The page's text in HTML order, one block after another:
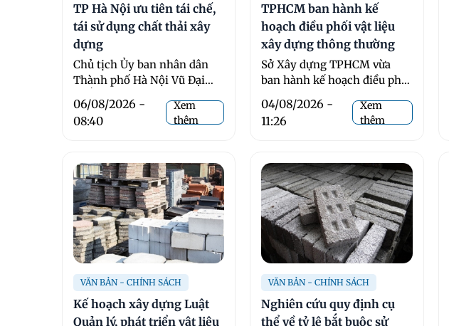
TP Hà Nội ưu tiên tái chế,
tái sử dụng chất thải xây
dựng
Chủ tịch Ủy ban nhân dân
Thành phố Hà Nội Vũ Đại
06/08/2026 -
08:40
Xem
thêm
TPHCM ban hành kế
hoạch điều phối vật liệu
xây dựng thông thường
Sở Xây dựng TPHCM vừa
ban hành kế hoạch điều phối
thường theo ...
04/08/2026 -
11:26
Xem
thêm
VĂN BẢN - CHÍNH SÁCH
Kế hoạch xây dựng Luật
Quản lý, phát triển vật liệu
VĂN BẢN - CHÍNH SÁCH
Nghiên cứu quy định cụ
thể về tỷ lệ bắt buộc sử